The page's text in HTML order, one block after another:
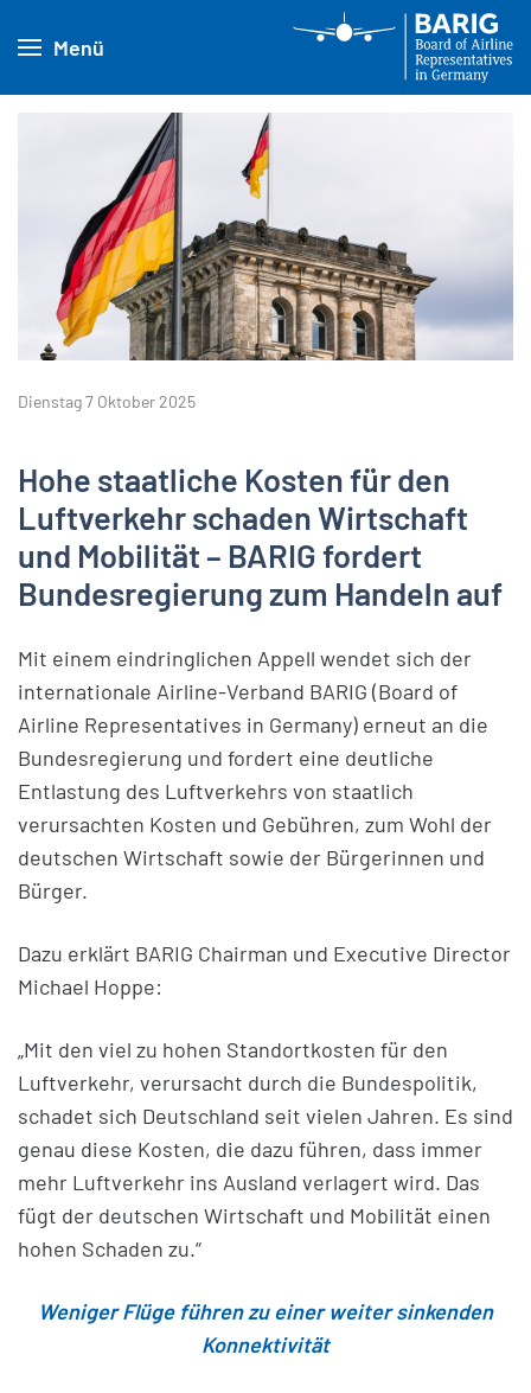
Menü
Dienstag 7 Oktober 2025
Hohe staatliche Kosten für den
Luftverkehr schaden Wirtschaft
und Mobilität – BARIG fordert
Bundesregierung zum Handeln auf
Mit einem eindringlichen Appell wendet sich der
internationale Airline-Verband BARIG (Board of
Airline Representatives in Germany) erneut an die
Bundesregierung und fordert eine deutliche
Entlastung des Luftverkehrs von staatlich
verursachten Kosten und Gebühren, zum Wohl der
deutschen Wirtschaft sowie der Bürgerinnen und
Bürger.
Dazu erklärt BARIG Chairman und Executive Director
Michael Hoppe:
„Mit den viel zu hohen Standortkosten für den
Luftverkehr, verursacht durch die Bundespolitik,
schadet sich Deutschland seit vielen Jahren. Es sind
genau diese Kosten, die dazu führen, dass immer
mehr Luftverkehr ins Ausland verlagert wird. Das
fügt der deutschen Wirtschaft und Mobilität einen
hohen Schaden zu.“
Weniger Flüge führen zu einer weiter sinkenden
Konnektivität